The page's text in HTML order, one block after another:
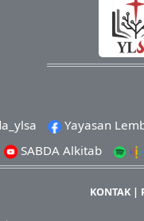
Yayasan
SABDA Alkitab
KONTAK|